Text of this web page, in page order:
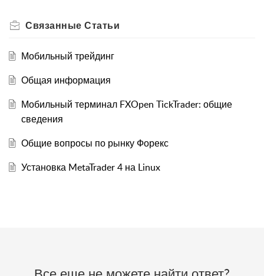
Связанные Статьи
Мобильный трейдинг
Общая информация
Мобильный терминал FXOpen TickTrader: общие
сведения
Общие вопросы по рынку Форекс
Установка MetaTrader 4 на Linux